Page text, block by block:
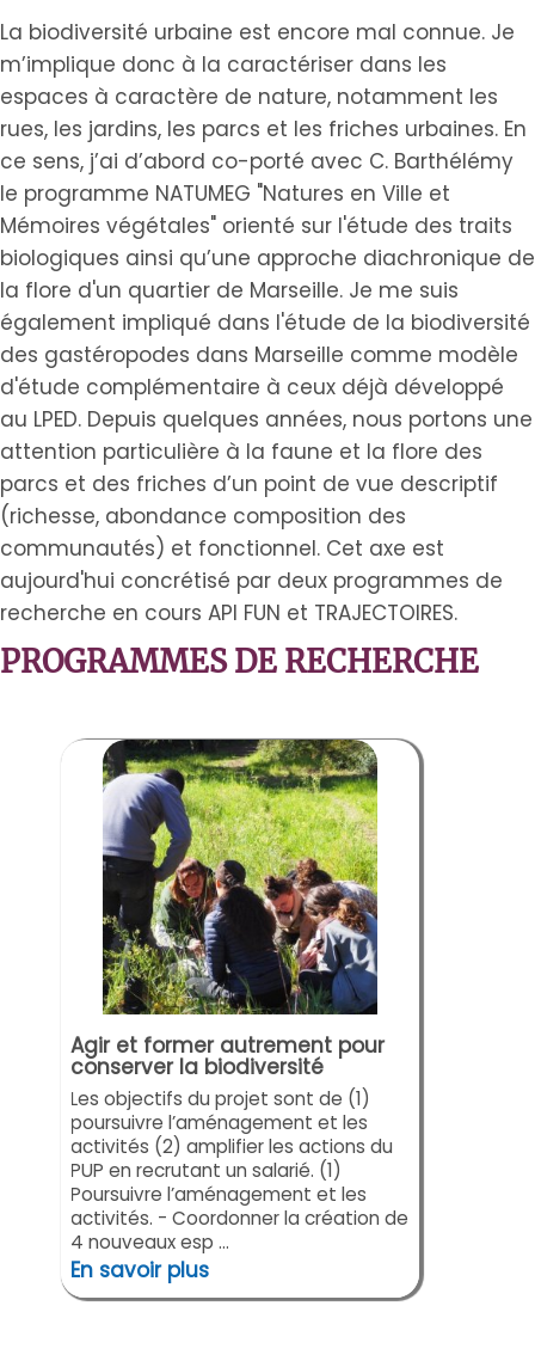
La biodiversité urbaine est encore mal connue. Je
m’implique donc à la caractériser dans les
espaces à caractère de nature, notamment les
rues, les jardins, les parcs et les friches urbaines. En
ce sens, j’ai d’abord co-porté avec C. Barthélémy
le programme NATUMEG "Natures en Ville et
Mémoires végétales" orienté sur l'étude des traits
biologiques ainsi qu’une approche diachronique de
la flore d'un quartier de Marseille. Je me suis
également impliqué dans l'étude de la biodiversité
des gastéropodes dans Marseille comme modèle
d'étude complémentaire à ceux déjà développé
au LPED. Depuis quelques années, nous portons une
attention particulière à la faune et la flore des
parcs et des friches d’un point de vue descriptif
(richesse, abondance composition des
communautés) et fonctionnel. Cet axe est
aujourd'hui concrétisé par deux programmes de
recherche en cours API FUN et TRAJECTOIRES.
PROGRAMMES DE RECHERCHE
Agir et former autrement pour
conserver la biodiversité
Les objectifs du projet sont de (1)
poursuivre l’aménagement et les
activités (2) amplifier les actions du
PUP en recrutant un salarié. (1)
Poursuivre l’aménagement et les
activités. - Coordonner la création de
4 nouveaux esp ...
En savoir plus